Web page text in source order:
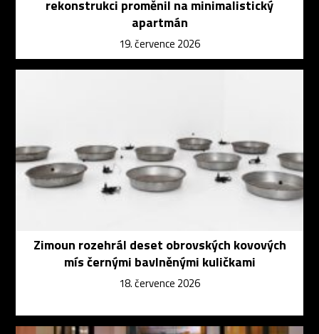
rekonstrukci proměnil na minimalistický
apartmán
19. července 2026
Zimoun rozehrál deset obrovských kovových
mís černými bavlněnými kuličkami
18. července 2026